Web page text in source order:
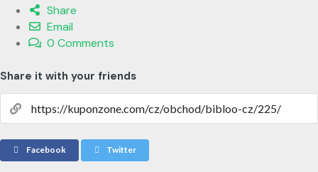
Share
Email
0 Comments
Share it with your friends
Facebook Twitter